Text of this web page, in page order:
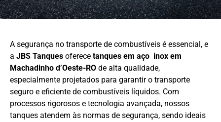
A segurança no transporte de combustíveis é essencial, e
a JBS Tanques oferece tanques em aço inox em
Machadinho d’Oeste-RO de alta qualidade,
especialmente projetados para garantir o transporte
seguro e eficiente de combustíveis líquidos. Com
processos rigorosos e tecnologia avançada, nossos
tanques atendem às normas de segurança, sendo ideais